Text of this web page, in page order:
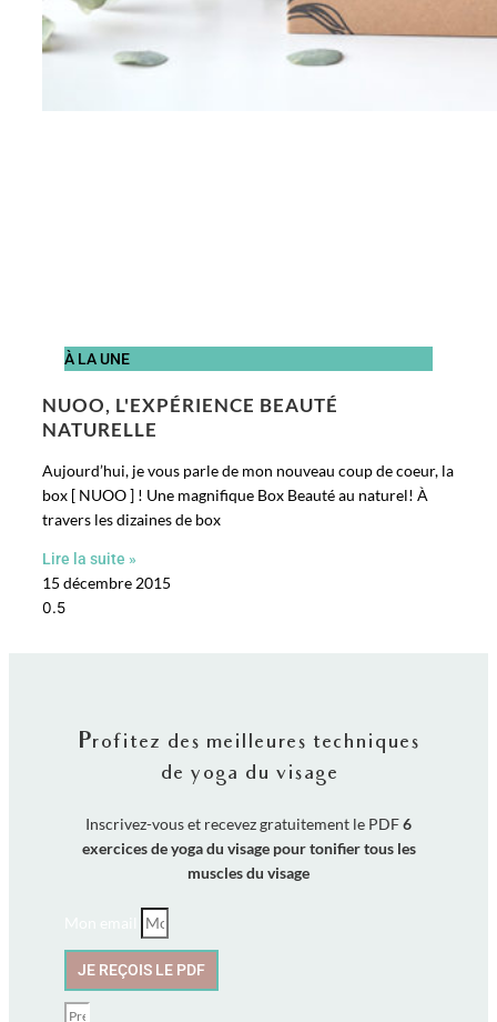
À LA UNE
NUOO, L'EXPÉRIENCE BEAUTÉ
NATURELLE
Aujourd’hui, je vous parle de mon nouveau coup de coeur, la
box [ NUOO ] ! Une magnifique Box Beauté au naturel! À
travers les dizaines de box
Lire la suite »
15 décembre 2015
Profitez des meilleures techniques
de yoga du visage
Inscrivez-vous et recevez gratuitement le PDF6
exercices de yoga du visage pour tonifier tous les
muscles du visage
JE REÇOIS LE PDF